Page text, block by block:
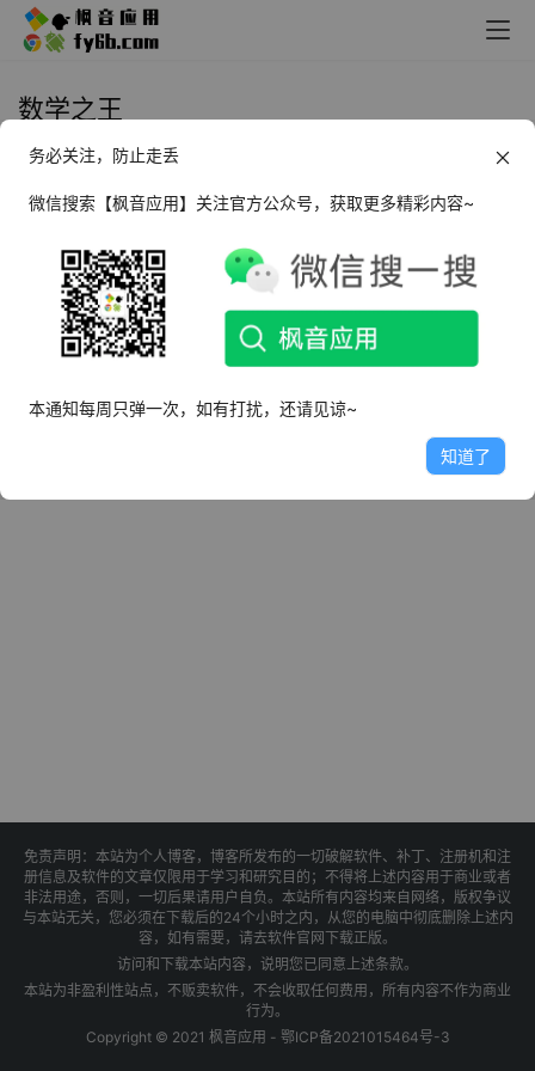
数学之王
2022年1月9日
免责声明：本站为个人博客，博客所发布的一切破解软件、补丁、注册机和注
册信息及软件的文章仅限用于学习和研究目的；不得将上述内容用于商业或者
非法用途，否则，一切后果请用户自负。本站所有内容均来自网络，版权争议
与本站无关，您必须在下载后的24个小时之内，从您的电脑中彻底删除上述内
容，如有需要，请去软件官网下载正版。
访问和下载本站内容，说明您已同意上述条款。
本站为非盈利性站点，不贩卖软件，不会收取任何费用，所有内容不作为商业
行为。
Copyright © 2021 枫音应用 - 鄂ICP备2021015464号-3
务必关注，防止走丢
微信搜索【枫音应用】关注官方公众号，获取更多精彩内容~
本通知每周只弹一次，如有打扰，还请见谅~
知道了